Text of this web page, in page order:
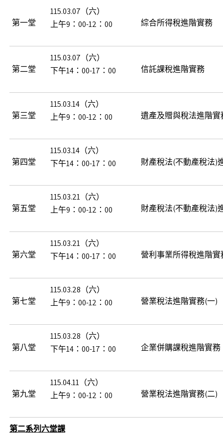
第一堂
115.03.07（六）
上午9：00-12：00
綜合所得稅進階實務
第二堂
115.03.07（六）
下午14：00-17：00
信託課稅進階實務
第三堂
115.03.14（六）
上午9：00-12：00
遺產及贈與稅法進階實
第四堂
115.03.14（六）
下午14：00-17：00
財產稅法(不動產稅法)
第五堂
115.03.21（六）
上午9：00-12：00
財產稅法(不動產稅法)
第六堂
115.03.21（六）
下午14：00-17：00
營利事業所得稅進階實
第七堂
115.03.28（六）
上午9：00-12：00
營業稅法進階實務(一)
第八堂
115.03.28（六）
下午14：00-17：00
企業併購課稅進階實務
第九堂
115.04.11（六）
上午9：00-12：00
營業稅法進階實務(二)
第二系列六堂課